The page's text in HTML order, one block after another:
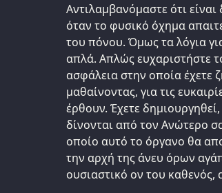
Αντιλαμβανόμαστε ότι
όταν το φυσικό όχημα
του πόνου. Όμως τα λόγια
απλά. Απλώς ευχαριστήστε
ασφάλεια στην οποία έχετε
μαθαίνοντας, για τις
έρθουν. Έχετε
δίνονται από τον Ανώτερο
οποίο αυτό το όργανο θα
την αρχή της άνευ όρων
ουσιαστικό ον του